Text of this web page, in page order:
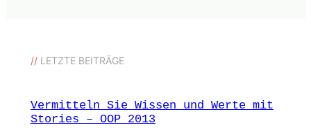
//LETZTE BEITRÄGE
Vermitteln Sie Wissen und Werte mit
Stories – OOP 2013